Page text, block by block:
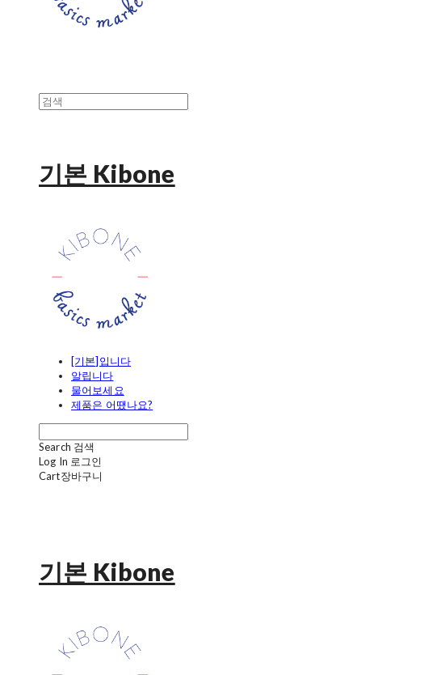
기본 Kibone
[기본]입니다
알립니다
물어보세요
제품은 어땠나요?
Search 검색
Log In 로그인
Cart장바구니
기본 Kibone